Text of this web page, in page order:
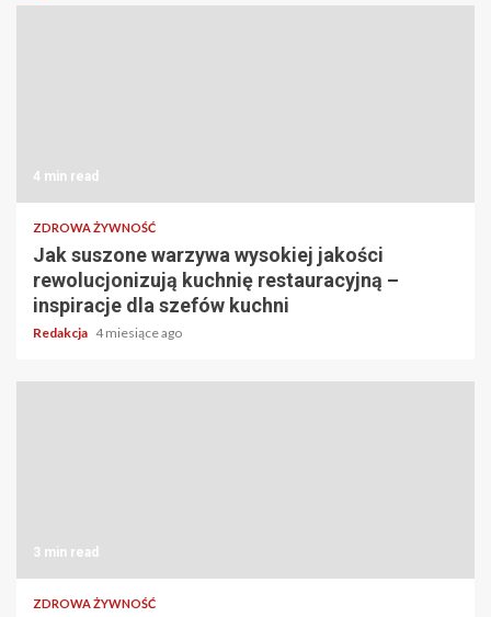
4 min read
ZDROWA ŻYWNOŚĆ
Jak suszone warzywa wysokiej jakości
rewolucjonizują kuchnię restauracyjną –
inspiracje dla szefów kuchni
Redakcja 4 miesiące ago
3 min read
ZDROWA ŻYWNOŚĆ